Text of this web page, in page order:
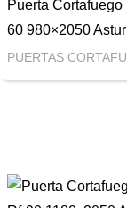
Puerta
60 980×2050
PUERTAS